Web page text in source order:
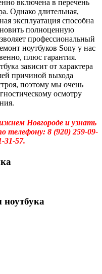
включена в перечень
Однако длительная,
эксплуатация способна
полноценную
профессиональный
ноутбуков Sony у нас
плюс гарантия.
зависит от характера
причиной выхода
поэтому мы очень
осмотру
Новгороде и узнать
телефону: 8 (920) 259-09-
31-57.